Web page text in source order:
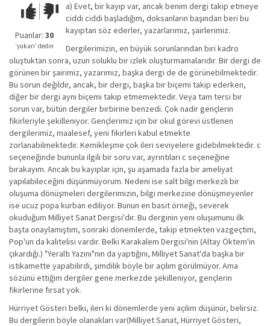
Çok iyi!O
kadar
iyi
değil!
Puanlar: 30
‘yukarı’ dedin
a) Evet, bir kayıp var, ancak benim dergi takip etmeye
ciddi ciddi başladığım, doksanların başından beri bu
kayıptan söz ederler, yazarlarımız, şairlerimiz.
Dergilerimizin, en büyük sorunlarından biri kadro
oluştuktan sonra, uzun soluklu bir izlek oluşturmamalarıdır. Bir dergi de
görünen bir şairimiz, yazarımız, başka dergi de de görünebilmektedir.
Bu sorun değildir, ancak, bir dergi, başka bir biçemi takip ederken,
diğer bir dergi aynı biçemi takip etmemektedir. Veya tam tersi bir
sorun var, bütün dergiler birbirine benzedi. Çok nadir gençlerin
fikirleriyle şekilleniyor. Gençlerimiz için bir okul görevi üstlenen
dergilerimiz, maalesef, yeni fikirleri kabul etmekte
zorlanabilmektedir. Kemikleşme çok ileri seviyelere gidebilmektedir. c
seçeneğinde bununla ilgili bir soru var, ayrıntıları c seçeneğine
bırakayım. Ancak bu kayıplar için, şu aşamada fazla bir ameliyat
yapılabileceğini düşünmüyorum. Nedeni ise salt bilgi merkezli bir
oluşuma dönüşmeleri dergilerimizin, bilgi merkezine dönüşmeyenler
ise ucuz popa kurban ediliyor. Bunun en basit örneği, severek
okuduğum Milliyet Sanat Dergisi'dir. Bu derginin yeni oluşumunu ilk
başta onaylamıştım, sonraki dönemlerde, takip etmekten vazgeçtim,
Pop'un da kalitelisi vardır. Belki Karakalem Dergisi'nin (Altay Öktem'in
çıkardığı.) "Yeraltı Yazını"nın da yaptığını, Milliyet Sanat'da başka bir
istikamette yapabilirdi, şimdilik böyle bir açılım görülmüyor. Ama
sözünü ettiğim dergiler gene merkezde şekilleniyor, gençlerin
fikirlerine fırsat yok.
Hürriyet Gösteri belki, ileri ki dönemlerde yeni açılım düşünür, belirsiz.
Bu dergilerin böyle olanakları var(Milliyet Sanat, Hürriyet Gösteri,